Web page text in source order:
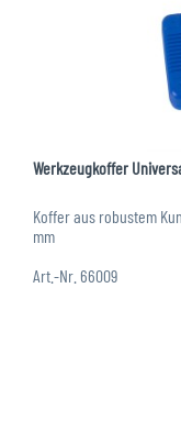
Werkzeugkoffer
Koffer aus robustem
mm
Art.-Nr. 66009